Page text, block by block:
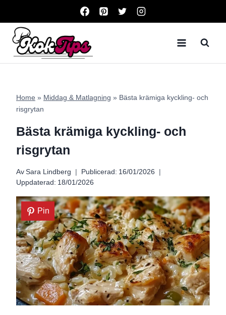
content
Home » Middag & Matlagning » Bästa krämiga kyckling- och
risgrytan
Bästa krämiga kyckling- och
risgrytan
Av Sara Lindberg Publicerad: 16/01/2026
Uppdaterad: 18/01/2026
Pin